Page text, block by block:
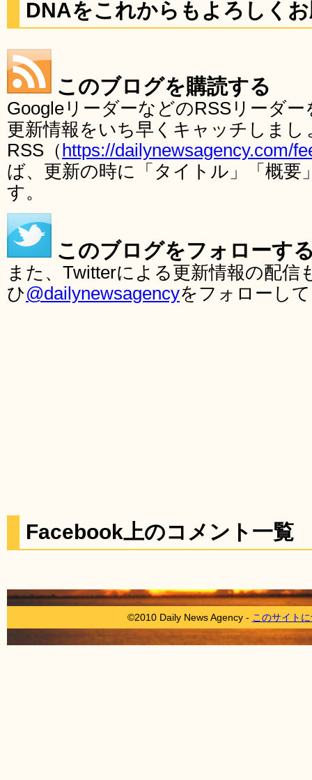
DNAをこれからもよろしく
このブログを購読する
GoogleリーダーなどのRSSリーダ
更新情報をいち早くキャッチしま
RSS（https://dailynewsagency.com/
ば、更新の時に「タイトル」「概要
す。
このブログをフォローす
また、Twitterによる更新情報の配
ひ@dailynewsagencyをフォローし
Facebook上のコメント一覧
©2010 Daily News Agency - このサイト